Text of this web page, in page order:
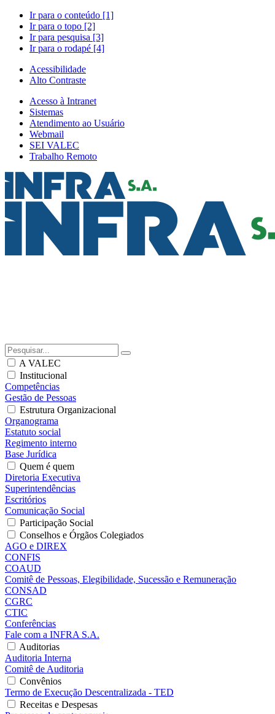
Ir para o conteúdo [1]
Ir para o topo [2]
Ir para pesquisa [3]
Ir para o rodapé [4]
Acessibilidade
Alto Contraste
Acesso à Intranet
Sistemas
Atendimento ao Usuário
Webmail
SEI VALEC
Trabalho Remoto
A VALEC
Institucional
Competências
Gestão de Pessoas
Estrutura Organizacional
Organograma
Estatuto social
Regimento interno
Base Jurídica
Quem é quem
Diretoria Executiva
Superintendências
Escritórios
Comunicação Social
Participação Social
Conselhos e Órgãos Colegiados
AGO e DIREX
CONFIS
COAUD
Comitê de Pessoas, Elegibilidade, Sucessão e Remuneração
CONSAD
CGRC
CTIC
Conferências
Fale com a INFRA S.A.
Auditorias
Auditoria Interna
Comitê de Auditoria
Convênios
Termo de Execução Descentralizada - TED
Receitas e Despesas